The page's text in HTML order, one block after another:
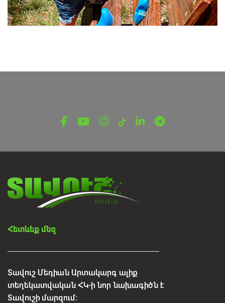
վտանգավոր իրավիճակները
Հետևեք մեզ
Տավուշ Մեդիան Արտակարգ ալիք
տեղեկատվական ՀԿ-ի նոր նախագիծն է
Տավուշի մարզում: